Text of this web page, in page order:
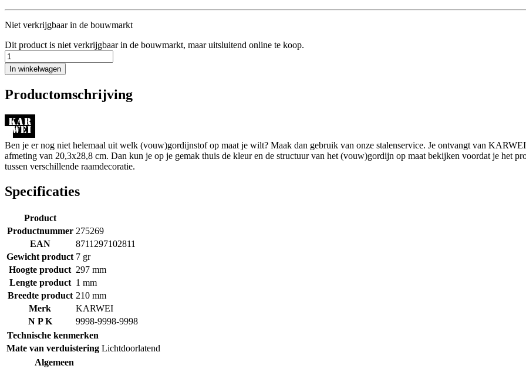
Niet verkrijgbaar in de bouwmarkt
Dit product is niet verkrijgbaar in de bouwmarkt, maar uitsluitend online te koop.
In winkelwagen
Productomschrijving
Ben je er nog niet helemaal uit welk (vouw)gordijnstof op maat je wilt? Maak dan gebruik van onze stalenservice. Je ontvangt van
afmeting van 20,3x28,8 cm. Dan kun je op je gemak thuis de kleur en de structuur van het (vouw)gordijn op maat bekijken voordat je het
tussen verschillende raamdecoratie.
Specificaties
Product
Productnummer 275269
EAN
8711297102811
Gewicht product 7 gr
Hoogte product 297 mm
Lengte product 1 mm
Breedte product 210 mm
Merk
KARWEI
N P K
9998-9998-9998
Technische kenmerken
Mate van verduistering Lichtdoorlatend
Algemeen